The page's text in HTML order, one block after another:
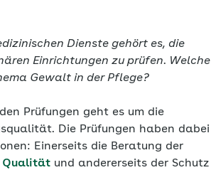
Dienste gehört es, die
Einrichtungen zu prüfen. Welche
Gewalt in der Pflege?
Prüfungen geht es um die
Die Prüfungen haben dabei
Einerseits die Beratung der
Qualität und andererseits der Schutz